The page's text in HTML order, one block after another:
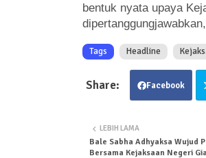
bentuk nyata upaya
Tags Headline
Facebook
LEBIH LAMA
Bale Sabha Adhyaksa Wujud
Bersama Kejaksaan Negeri